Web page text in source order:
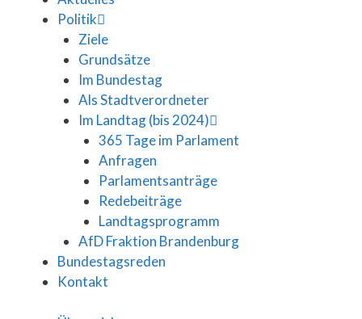
Politik
Ziele
Grundsätze
Im Bundestag
Als Stadtverordneter
Im Landtag (bis 2024)
365 Tage im Parlament
Anfragen
Parlamentsanträge
Redebeiträge
Landtagsprogramm
AfD Fraktion Brandenburg
Bundestagsreden
Kontakt